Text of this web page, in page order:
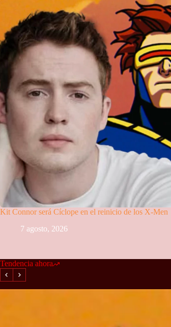
Kit Connor será Cíclope en el reinicio de los X-Men
7 agosto, 2026
Tendencia ahora